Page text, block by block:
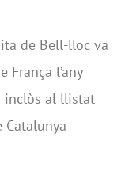
de Bell-lloc va
l’any
inclòs al llistat